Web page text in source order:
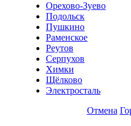
Орехово-Зуево
Подольск
Пушкино
Раменское
Реутов
Серпухов
Химки
Щёлково
Электросталь
Отмена